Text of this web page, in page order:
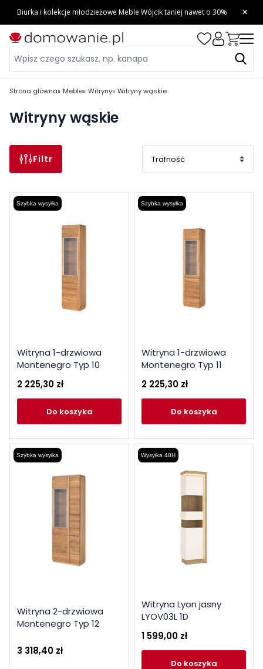
Strona główna Meble Witryny Witryny wąskie
Witryny wąskie
Filtr
Szybka wysyłka
Witryna 1-drzwiowa
Montenegro Typ 10
Montenegro
2 225,30 zł
do koszyka
Szybka wysyłka
Witryna 1-drzwiowa
Montenegro Typ 11
Montenegro
2 225,30 zł
do koszyka
Szybka wysyłka
Witryna 2-drzwiowa
Montenegro Typ 12
Montenegro
3 318,40 zł
Wysyłka 48H
Witryna Lyon jasny
LYOV03L 1D
1 599,00 zł
do koszyka